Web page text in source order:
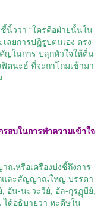
วว่า “ใครคือฝ่ายนั้นใน
ลยการปฏิรูปตนเอง ตรง
ญในการ ปลุกหัวใจให้ตื่น
ตนะฮ์ ที่จะถาโถมเข้ามา
อบในการทำความเข้าใจ
ณหรือเครื่องบ่งชี้ถึงการ
และสัญญาณใหญ่ บรรดา
อัน-นะวะวีย์, อัล-กุรฏุบีย์,
ด้อธิบายว่า หะดีษใน